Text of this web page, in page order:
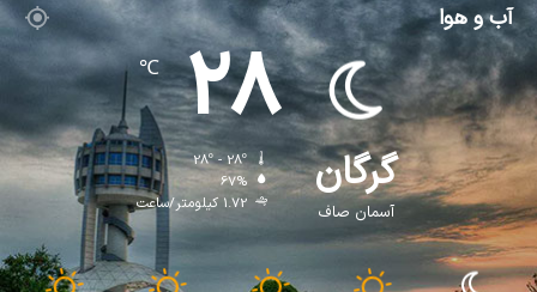
آب و هوا
گرگان
آسمان صاف
28
℃
28º - 28º
67%
1.72 کیلومتر/ساعت